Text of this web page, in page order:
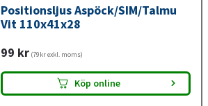
Positionsljus Aspöck/SIM/Talmu
Vit 110x41x28
99 kr(79kr exkl. moms)
Köp online